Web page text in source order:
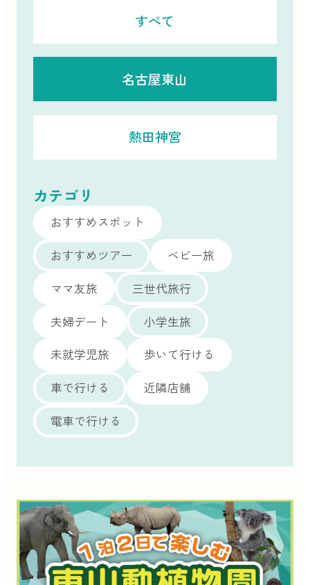
すべて
名古屋東山
熱田神宮
カテゴリ
おすすめスポット
おすすめツアー
ベビー旅
ママ友旅
三世代旅行
夫婦デート
小学生旅
未就学児旅
歩いて行ける
車で行ける
近隣店舗
電車で行ける